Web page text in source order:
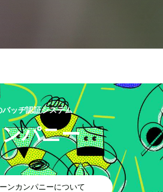
ッヂ認証システム
パニー
ンカンパニーについて